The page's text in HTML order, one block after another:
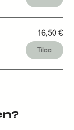
16,50 €
Tilaa